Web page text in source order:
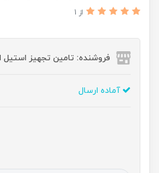
از 1
فروشنده: تامین تجهیز استیل
آماده ارسال